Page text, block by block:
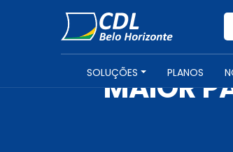
SOLUÇÕES PLANOS
MAIOR